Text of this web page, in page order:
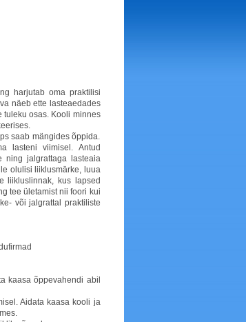
harjutab oma praktilisi
näeb ette lasteaedades
tuleku osas. Kooli minnes
saab mängides õppida.
lasteni viimisel. Antud
ning jalgrattaga lasteaia
olulisi liiklusmärke, luua
liikluslinnak, kus lapsed
tee ületamist nii foori kui
või jalgrattal praktiliste
kaasa õppevahendi abil
Aidata kaasa kooli ja